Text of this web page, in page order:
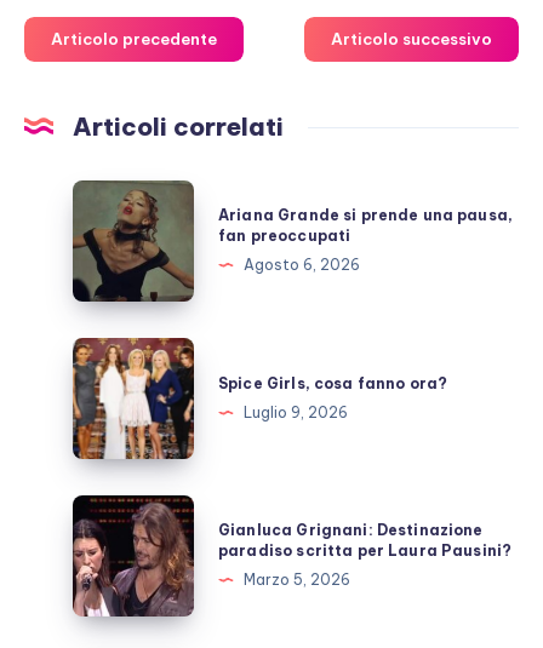
Articolo precedente Articolo successivo
Articoli correlati
Ariana
Grande
si
prende
una
pausa,
fan
preoccupati
Ariana Grande si prende una pausa,
fan preoccupati
Agosto 6, 2026
Spice
Girls,
cosa
fanno
ora?
Spice Girls, cosa fanno ora?
Luglio 9, 2026
Gianluca
Grignani:
Destinazione
paradiso
scritta
Gianluca Grignani: Destinazione
paradiso scritta per Laura Pausini?
Marzo 5, 2026